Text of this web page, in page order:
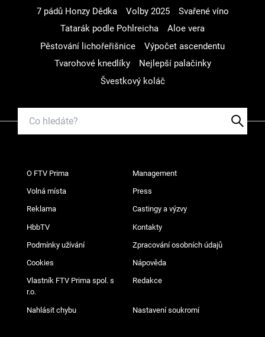
7 pádů Honzy Dědka
Volby 2025
Svařené víno
Tatarák podle Pohlreicha
Aloe vera
Pěstování lichořeřišnice
Výpočet ascendentu
Tvarohové knedlíky
Nejlepší palačinky
Švestkový koláč
O FTV Prima Management
Volná místa Press
Reklama Castingy a výzvy
HbbTV Kontakty
Podmínky užívání Zpracování osobních údajů
Cookies Nápověda
Vlastník FTV Prima spol. s
r.o.
Redakce
Nahlásit chybu Nastavení soukromí